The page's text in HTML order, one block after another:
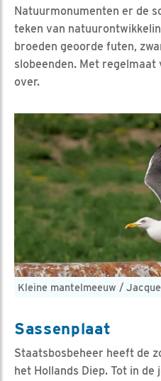
Natuurmonumenten er de
teken van
broeden geoorde futen,
slobeenden. Met
over.
Kleine mantelmeeuw /
Sassenplaat
Staatsbosbeheer heeft de
het Hollands Diep. Tot in